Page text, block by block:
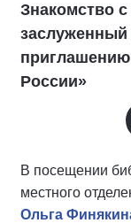
Знакомство
приглашению
России»
В посещении
местного
Ольга